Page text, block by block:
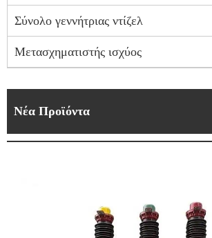
Σύνολο γεννήτριας ντίζελ
Μετασχηματιστής ισχύος
Νέα Προϊόντα